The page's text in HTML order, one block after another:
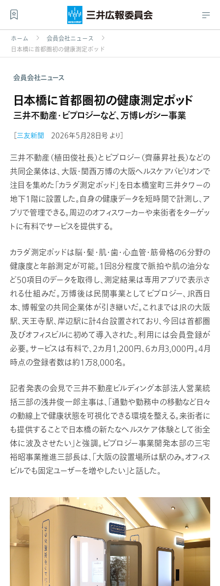
ホーム
会員会社ニュース
日本橋に首都圏初の健康測定ポッド
会員会社ニュース
日本橋に首都圏初の健康測定ポッド
三井不動産・ビプロジーなど、万博レガシー事業
三友新聞 2026年5月28日号 より］
三井不動産（植田俊社長）とビプロジー（齊藤昇社長）などの
共同企業体は、大阪・関西万博の大阪ヘルスケアパビリオンで
注目を集めた「カラダ測定ポッド」を日本橋室町三井タワーの
地下1階に設置した。自身の健康データを短時間で計測し、ア
プリで管理できる。周辺のオフィスワーカーや来街者をターゲッ
トに有料でサービスを提供する。
カラダ測定ポッドは脳・髪・肌・歯・心血管・筋骨格の6分野の
健康度と年齢測定が可能。1回8分程度で脈拍や肌の油分な
ど50項目のデータを取得し、測定結果は専用アプリで表示さ
れる仕組みだ。万博後は民間事業としてビプロジー、JR西日
本、博報堂の共同企業体が引き継いだ。これまではJRの大阪
駅、天王寺駅、岸辺駅に計4台設置されており、今回は首都圏
及びオフィスビルに初めて導入された。利用には会員登録が
必要。サービスは有料で、2カ月1,200円、6カ月3,000円。4月
時点の登録者数は約1万8,000名。
記者発表の会見で三井不動産ビルディング本部法人営業統
括三部の浅井俊一郎主事は、「通勤や勤務中の移動など日々
の動線上で健康状態を可視化できる環境を整える。来街者に
も提供することで日本橋の新たなヘルスケア体験として街全
体に波及させたい」と強調。ビプロジー事業開発本部の三宅
裕昭事業推進三部長は、「大阪の設置場所は駅のみ。オフィス
ビルでも固定ユーザーを増やしたい」と話した。